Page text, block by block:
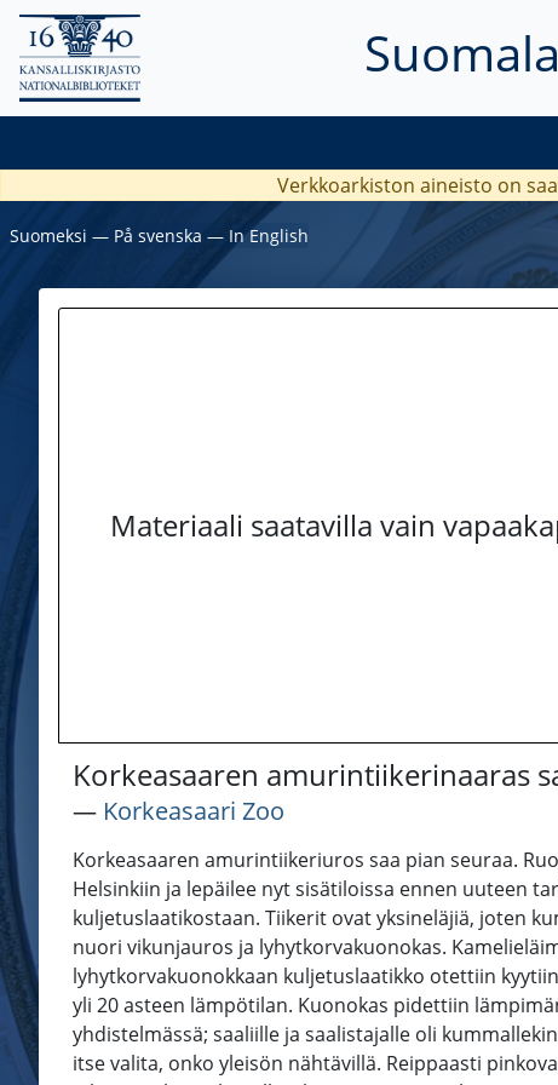
Verkkoarkiston aineisto on
Suomeksi ― På svenska ― In English
Materiaali saatavilla vain
Korkeasaaren amurintiikerinaaras
― Korkeasaari Zoo
Korkeasaaren amurintiikeriuros saa pian seuraa.
Helsinkiin ja lepäilee nyt sisätiloissa ennen uuteen
kuljetuslaatikostaan. Tiikerit ovat yksineläjiä, joten
nuori vikunjauros ja lyhytkorvakuonokas.
lyhytkorvakuonokkaan kuljetuslaatikko otettiin
yli 20 asteen lämpötilan. Kuonokas pidettiin
yhdistelmässä; saaliille ja saalistajalle oli
itse valita, onko yleisön nähtävillä. Reippaasti